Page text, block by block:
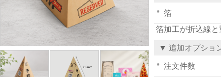
箔
箔加工が折込線
▼ 追加オプショ
注文件数